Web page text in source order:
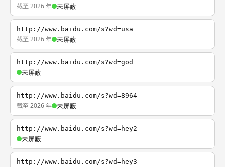
截至 2026 年 未屏蔽
http://www.baidu.com/s?wd=usa
截至 2026 年 未屏蔽
http://www.baidu.com/s?wd=god
未屏蔽
http://www.baidu.com/s?wd=8964
截至 2026 年 未屏蔽
http://www.baidu.com/s?wd=hey2
未屏蔽
http://www.baidu.com/s?wd=hey3